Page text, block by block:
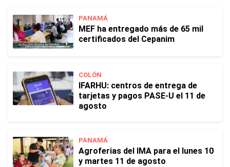
PANAMÁ
MEF ha entregado más de 65 mil
certificados del Cepanim
COLÓN
IFARHU: centros de entrega de
tarjetas y pagos PASE-U el 11 de
agosto
PANAMÁ
Agroferias del IMA para el lunes 10
y martes 11 de agosto